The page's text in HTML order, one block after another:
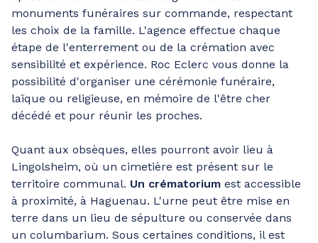
monuments funéraires sur commande, respectant
les choix de la famille. L'agence effectue chaque
étape de l'enterrement ou de la crémation avec
sensibilité et expérience. Roc Eclerc vous donne la
possibilité d'organiser une cérémonie funéraire,
laïque ou religieuse, en mémoire de l'être cher
décédé et pour réunir les proches.
Quant aux obsèques, elles pourront avoir lieu à
Lingolsheim, où un cimetière est présent sur le
territoire communal. Un crématorium est accessible
à proximité, à Haguenau. L'urne peut être mise en
terre dans un lieu de sépulture ou conservée dans
un columbarium. Sous certaines conditions, il est